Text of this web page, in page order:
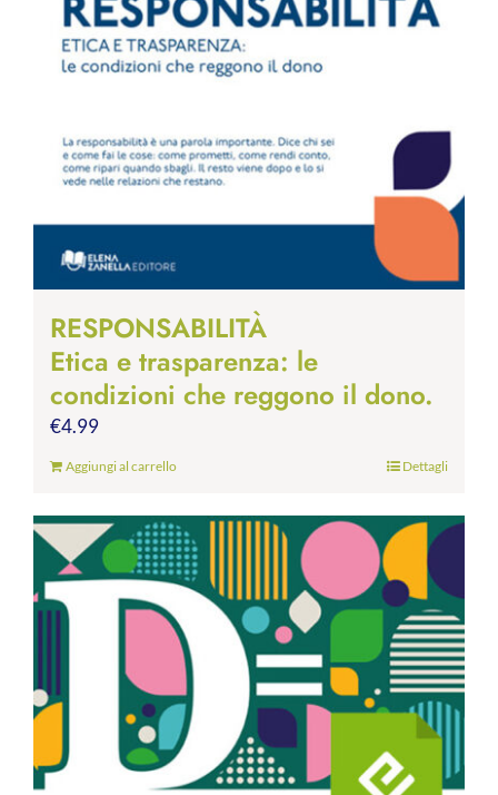
RESPONSABILITÀ
Etica e trasparenza: le
condizioni che reggono il dono.
€4.99
Aggiungi al carrello Dettagli